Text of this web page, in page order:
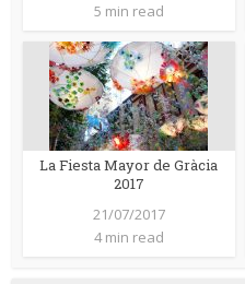
5 min read
La Fiesta Mayor de Gràcia
2017
21/07/2017
4 min read